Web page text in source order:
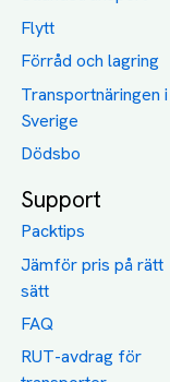
Flytt
Förråd och lagring
Transportnäringen i
Sverige
Dödsbo
Support
Packtips
Jämför pris på rätt
sätt
FAQ
RUT-avdrag för